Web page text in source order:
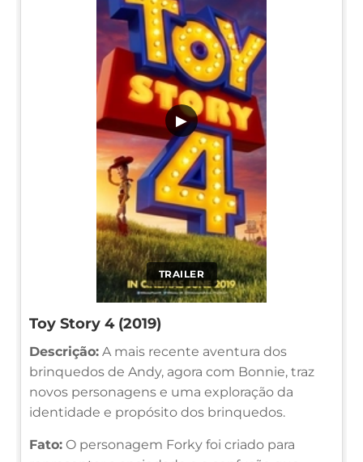
TRAILER
▶
Toy Story 4 (2019)
Descrição: A mais recente aventura dos
brinquedos de Andy, agora com Bonnie, traz
novos personagens e uma exploração da
identidade e propósito dos brinquedos.
Fato: O personagem Forky foi criado para